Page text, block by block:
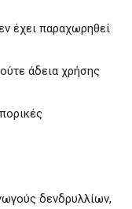
έχει παραχωρηθεί
άδεια χρήσης
δενδρυλλίων,